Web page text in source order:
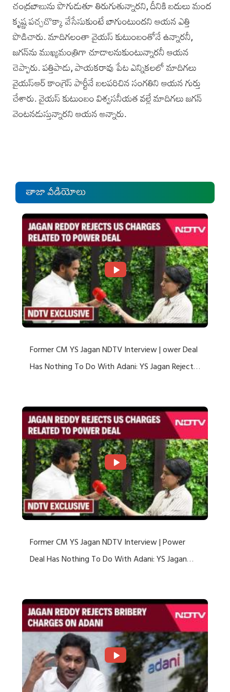
చంద్రబాబును పొగుడుతూ తిరుగుతున్నారని, దీనికి బదులు మంద
కృష్ణ పచ్చచొక్కా వేసేసుకుంటే బాగుంటుందని ఆయన ఎత్తి
పొడిచారు. మాదిగలంతా వైయస్‌ కుటుంబంతోనే ఉన్నారనీ,
జగన్‌ను ముఖ్యమంత్రిగా చూడాలనుకుంటున్నారనీ ఆయన
చెప్పారు. పత్తిపాడు, పాయకరావు పేట ఎన్నికలలో మాదిగలు
వైయస్ఆర్‌ కాంగ్రెస్‌ పార్టీనే బలపరిచిన సంగతిని ఆయన గుర్తు
చేశారు. వైయస్‌ కుటుంబం విశ్వసనీయత వల్లే మాదిగలు జగన్‌
వెంటనడుస్తున్నారని ఆయన అన్నారు.
తాజా వీడియోలు
Former CM YS Jagan NDTV Interview | ower Deal
Has Nothing To Do With Adani: YS Jagan Rejects
Former CM YS Jagan NDTV Interview | Power
Deal Has Nothing To Do With Adani: YS Jagan